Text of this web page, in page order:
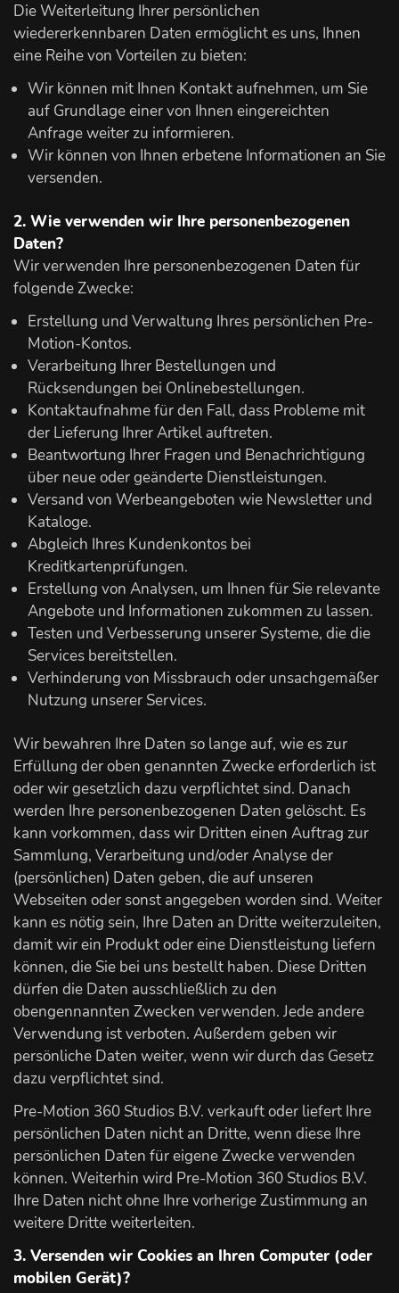
Die Weiterleitung Ihrer persönlichen
wiedererkennbaren Daten ermöglicht es uns, Ihnen
eine Reihe von Vorteilen zu bieten:
Wir können mit Ihnen Kontakt aufnehmen, um Sie
auf Grundlage einer von Ihnen eingereichten
Anfrage weiter zu informieren.
Wir können von Ihnen erbetene Informationen an Sie
versenden.
2. Wie verwenden wir Ihre personenbezogenen
Daten?
Wir verwenden Ihre personenbezogenen Daten für
folgende Zwecke:
Erstellung und Verwaltung Ihres persönlichen Pre-
Motion-Kontos.
Verarbeitung Ihrer Bestellungen und
Rücksendungen bei Onlinebestellungen.
Kontaktaufnahme für den Fall, dass Probleme mit
der Lieferung Ihrer Artikel auftreten.
Beantwortung Ihrer Fragen und Benachrichtigung
über neue oder geänderte Dienstleistungen.
Versand von Werbeangeboten wie Newsletter und
Kataloge.
Abgleich Ihres Kundenkontos bei
Kreditkartenprüfungen.
Erstellung von Analysen, um Ihnen für Sie relevante
Angebote und Informationen zukommen zu lassen.
Testen und Verbesserung unserer Systeme, die die
Services bereitstellen.
Verhinderung von Missbrauch oder unsachgemäßer
Nutzung unserer Services.
Wir bewahren Ihre Daten so lange auf, wie es zur
Erfüllung der oben genannten Zwecke erforderlich ist
oder wir gesetzlich dazu verpflichtet sind. Danach
werden Ihre personenbezogenen Daten gelöscht. Es
kann vorkommen, dass wir Dritten einen Auftrag zur
Sammlung, Verarbeitung und/oder Analyse der
(persönlichen) Daten geben, die auf unseren
Webseiten oder sonst angegeben worden sind. Weiter
kann es nötig sein, Ihre Daten an Dritte weiterzuleiten,
damit wir ein Produkt oder eine Dienstleistung liefern
können, die Sie bei uns bestellt haben. Diese Dritten
dürfen die Daten ausschließlich zu den
obengennannten Zwecken verwenden. Jede andere
Verwendung ist verboten. Außerdem geben wir
persönliche Daten weiter, wenn wir durch das Gesetz
dazu verpflichtet sind.
Pre-Motion 360 Studios B.V. verkauft oder liefert Ihre
persönlichen Daten nicht an Dritte, wenn diese Ihre
persönlichen Daten für eigene Zwecke verwenden
können. Weiterhin wird Pre-Motion 360 Studios B.V.
Ihre Daten nicht ohne Ihre vorherige Zustimmung an
weitere Dritte weiterleiten.
3. Versenden wir Cookies an Ihren Computer (oder
mobilen Gerät)?